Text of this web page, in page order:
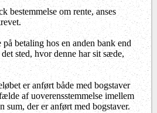
bestemmelse om rente, anses
betaling hos en anden bank end
sted, hvor denne har sit sæde,
er anført både med bogstaver
af uoverensstemmelse imellem
sum, der er anført med bogstaver.